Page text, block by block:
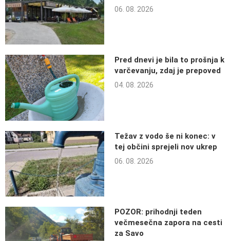
06. 08. 2026
Pred dnevi je bila to prošnja k
varčevanju, zdaj je prepoved
04. 08. 2026
Težav z vodo še ni konec: v
tej občini sprejeli nov ukrep
06. 08. 2026
POZOR: prihodnji teden
večmesečna zapora na cesti
za Savo